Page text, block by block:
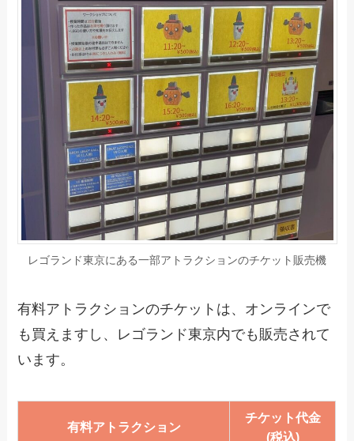
レゴランド東京にある一部アトラクションのチケット販売機
有料アトラクションのチケットは、オンラインで
も買えますし、レゴランド東京内でも販売されて
います。
有料アトラクション
チケット代金
(税込)